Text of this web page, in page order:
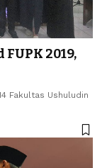
2019,
Fakultas Ushuludin